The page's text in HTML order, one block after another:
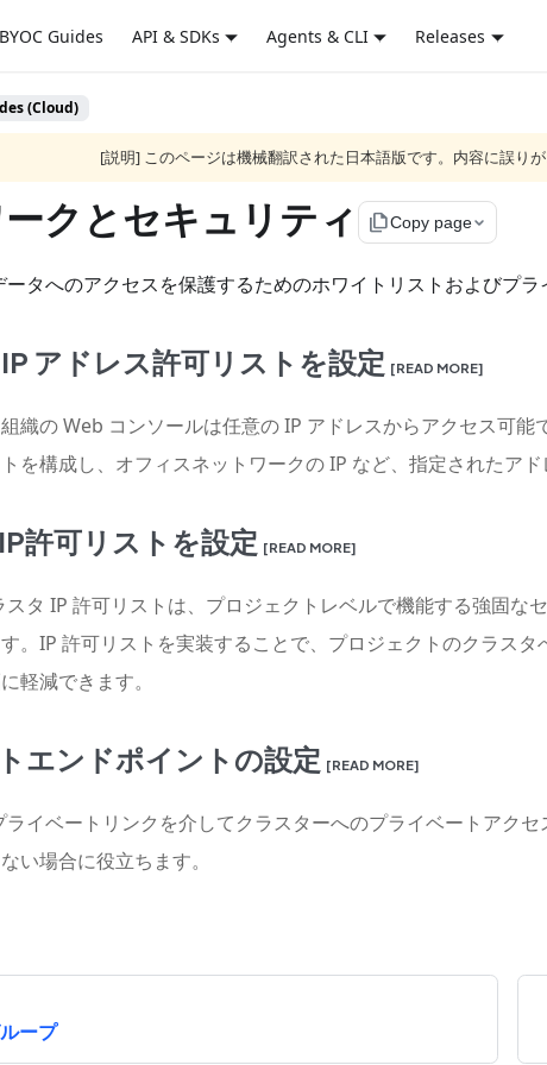
BYOC Guides API & SDKs Agents & CLI Releases
(Cloud)
[説明] このページは機械翻訳された日本語版です。内容に誤り
クとセキュリティ file_copyCopy page
タへのアクセスを保護するためのホワイトリストおよびプラ
アドレス許可リストを設定 [READ MORE]
織の Web コンソールは任意の IP アドレスからアクセス可
を構成し、オフィスネットワークの IP など、指定されたア
許可リストを設定 [READ MORE]
タ IP 許可リストは、プロジェクトレベルで機能する強固
。IP 許可リストを実装することで、プロジェクトのクラス
軽減できます。
エンドポイントの設定 [READ MORE]
イベートリンクを介してクラスターへのプライベートアク
い場合に役立ちます。
ープ